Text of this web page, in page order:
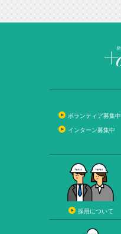
ボランティア募集中
インターン募集中
採用について